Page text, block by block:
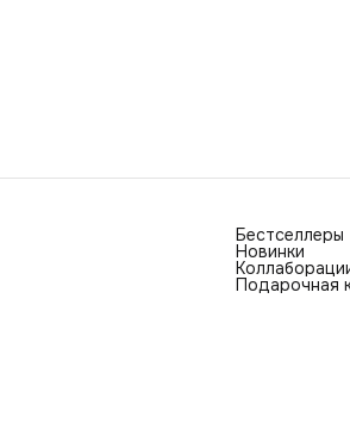
Бестселлеры
Новинки
Подарочная